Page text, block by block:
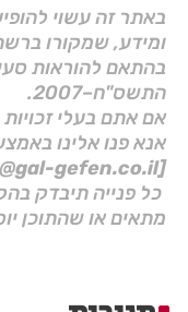
באתר זה עשוי
ומידע, שמקורו
התשס"ח–2007.
אם אתם בעלי
אנא פנו אלינו
[Manager@gal-gefen.co.il]
כל פנייה תיבדק
מתאים או שהתוכן